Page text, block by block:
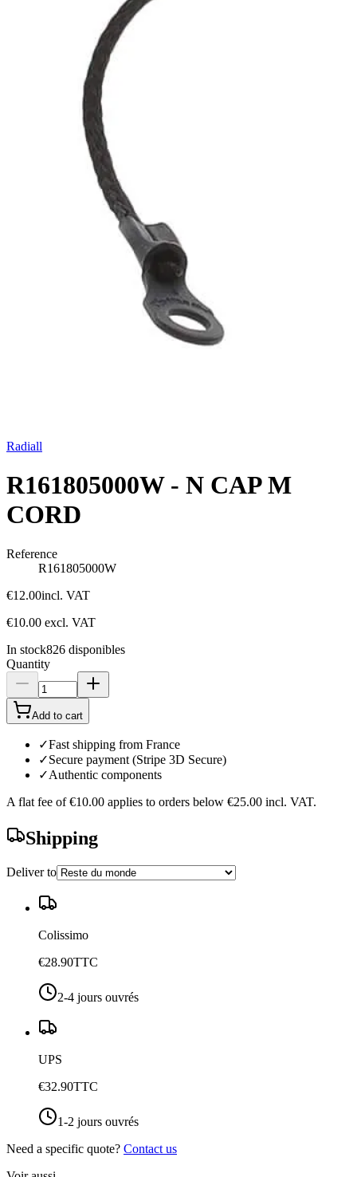
Radiall
R161805000W - N CAP M
CORD
Reference
R161805000W
€12.00incl. VAT
€10.00 excl. VAT
In stock826 disponibles
Quantity
Add to cart
✓Fast shipping from France
✓Secure payment (Stripe 3D Secure)
✓Authentic components
A flat fee of €10.00 applies to orders below €25.00 incl. VAT.
Shipping
Deliver to
Colissimo
€28.90TTC
2-4 jours ouvrés
UPS
€32.90TTC
1-2 jours ouvrés
Need a specific quote? Contact us